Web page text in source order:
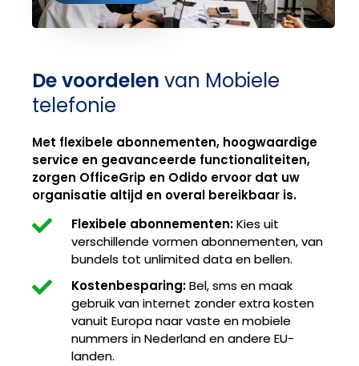
De voordelen van Mobiele
telefonie
Met flexibele abonnementen, hoogwaardige
service en geavanceerde functionaliteiten,
zorgen OfficeGrip en Odido ervoor dat uw
organisatie altijd en overal bereikbaar is.
Flexibele abonnementen:Kies uit
verschillende vormen abonnementen, van
bundels tot unlimited data en bellen.
Kostenbesparing:Bel, sms en maak
gebruik van internet zonder extra kosten
vanuit Europa naar vaste en mobiele
nummers in Nederland en andere EU-
landen.